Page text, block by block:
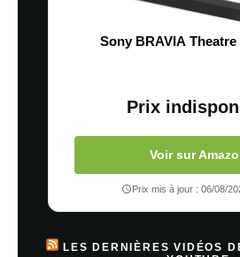
Sony BRAVIA Theatre
Prix
Voir sur
Prix mis à jour : 06/08/
LES DERNIÈRES VIDÉOS